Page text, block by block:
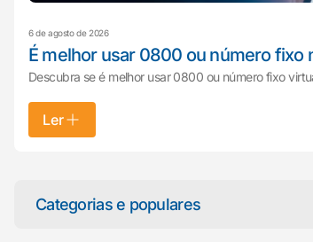
6 de agosto de 2026
É melhor usar 0800 ou número fixo
Descubra se é melhor usar 0800 ou número fixo
Ler
Categorias e populares